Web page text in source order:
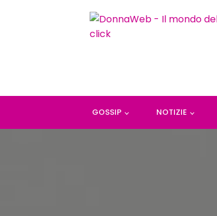
GOSSIP NOTIZIE